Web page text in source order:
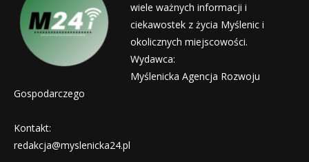
wiele ważnych informacji i
ciekawostek z życia Myślenic i
okolicznych miejscowości.
Wydawca:
Myślenicka Agencja Rozwoju
Gospodarczego
Kontakt:
redakcja@myslenicka24.pl